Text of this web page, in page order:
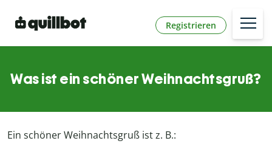
Registrieren
Was ist ein schöner Weihnachtsgruß?
Ein schöner Weihnachtsgruß ist z. B.: